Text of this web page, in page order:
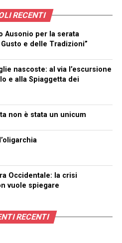
RECENTI
Ausonio per la serata
e delle Tradizioni”
nascoste: al via l’escursione
e alla Spiaggetta dei
non è stata un unicum
Occidentale: la crisi
vuole spiegare
RECENTI